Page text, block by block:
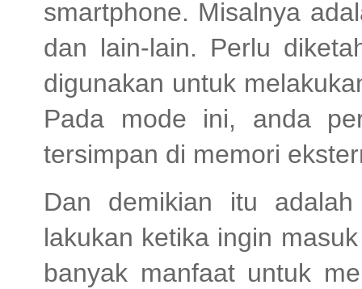
smartphone. Misalnya
dan lain-lain. Perlu
digunakan untuk
Pada mode ini, anda
tersimpan di memori
Dan demikian itu
lakukan ketika ingin
banyak manfaat untuk